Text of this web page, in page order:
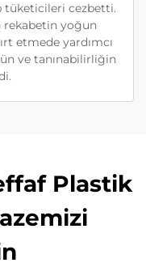
tüketicileri cezbetti.
rekabetin yoğun
etmede yardımcı
ve tanınabilirliğin
Plastik